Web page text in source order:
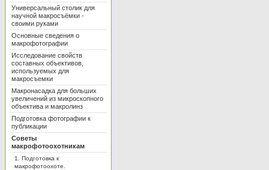
Универсальный столик для
научной макросъёмки -
своими руками
Основные сведения о
макрофотографии
Исследование свойств
составных объективов,
используемых для
макросъемки
Макронасадка для больших
увеличений из микроскопного
объектива и макролинз
Подготовка фотографии к
публикации
Советы
макрофотоохотникам
1. Подготовка к
макрофотоохоте.